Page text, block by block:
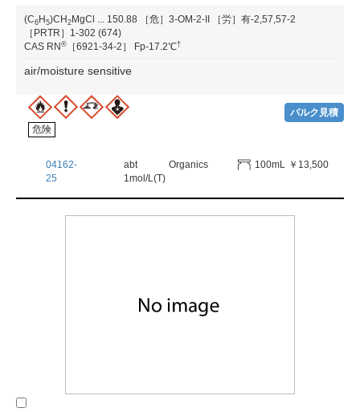
(C6 H 5)CH 2 MgCl ... 150.88 ［危］3-OM-2-II
［労］有-2,57,57-2
［PRTR］1-302 (674)
CAS RN ® ［6921-34-2］ Fp-17.2℃†
air/moisture sensitive
危険
バルク見積
04162-
25
abt
1mol/L(T)
Organics 100mL ￥13,500